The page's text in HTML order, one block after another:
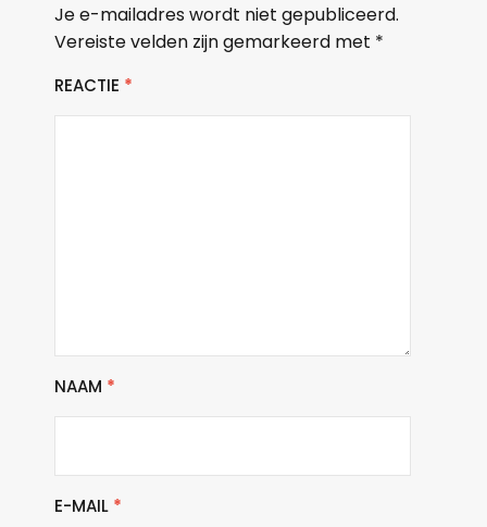
Je e-mailadres wordt niet gepubliceerd.
Vereiste velden zijn gemarkeerd met *
REACTIE *
NAAM *
E-MAIL *